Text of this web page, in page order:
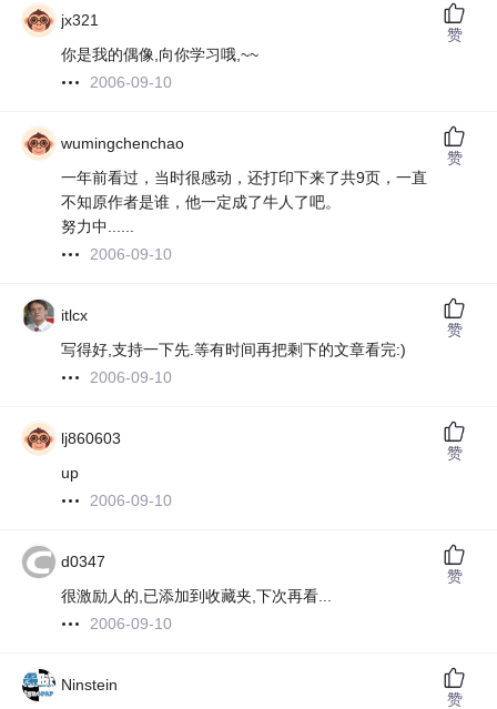
jx321
你是我的偶像,向你学习哦,~~
2006-09-10
赞
wumingchenchao
一年前看过，当时很感动，还打印下来了共9页，一直
不知原作者是谁，他一定成了牛人了吧。
努力中......
2006-09-10
赞
itlcx
写得好,支持一下先.等有时间再把剩下的文章看完:)
2006-09-10
赞
lj860603
up
2006-09-10
赞
d0347
很激励人的,已添加到收藏夹,下次再看...
2006-09-10
赞
Ninstein
赞